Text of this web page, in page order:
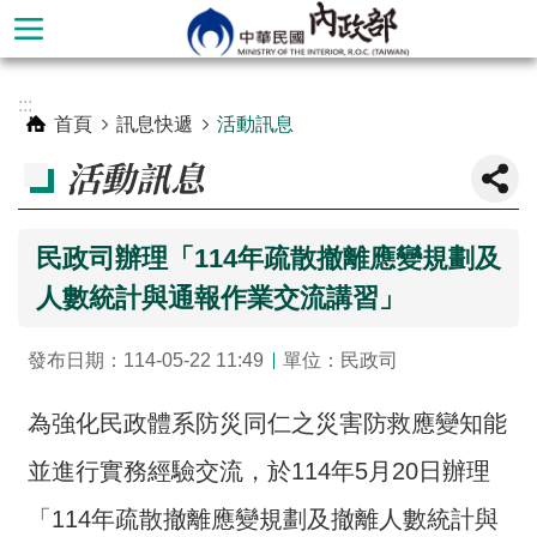
跳到主要內容區塊
階
本
:::
首頁
訊息快遞 活動訊息
活動訊息
民政司辦理「114年疏散撤離應變規劃及
人數統計與通報作業交流講習」
發布日期：114-05-22 11:49 單位：民政司
為強化民政體系防災同仁之災害防救應變知能
並進行實務經驗交流，於114年5月20日辦理
「114年疏散撤離應變規劃及撤離人數統計與